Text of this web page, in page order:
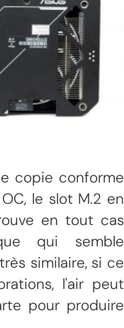
copie conforme
le slot M.2 en
en tout cas
qui semble
similaire, si ce
l'air peut
pour produire